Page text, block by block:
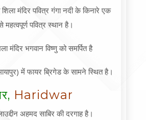
शिला मंदिर पवित्र गंगा नदी के किनारे एक
महत्वपूर्ण पवित्र स्थान है।
मंदिर भगवान विष्णु को समर्पित है
में फायर ब्रिगेड के सामने स्थित है।
Haridwar
अहमद साबिर की दरगाह है।